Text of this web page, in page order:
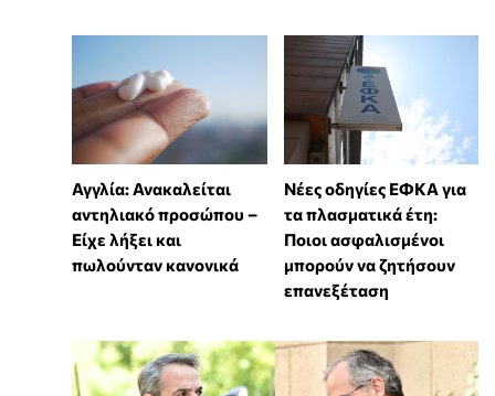
Αγγλία: Ανακαλείται
αντηλιακό προσώπου –
Είχε λήξει και
πωλούνταν κανονικά
Νέες οδηγίες ΕΦΚΑ για
τα πλασματικά έτη:
Ποιοι ασφαλισμένοι
μπορούν να ζητήσουν
επανεξέταση